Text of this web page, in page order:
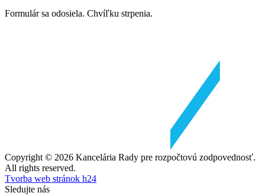
Formulár sa odosiela. Chvíľku strpenia.
Copyright © 2026 Kancelária Rady pre rozpočtovú zodpovednosť.
All rights reserved.
Tvorba web stránok h24
Sledujte nás